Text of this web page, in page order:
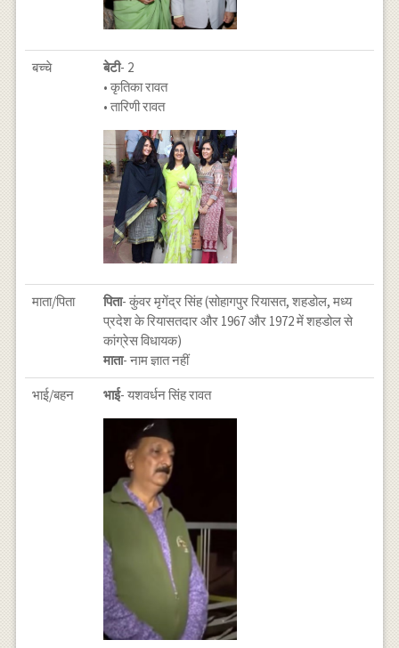
बच्चे बेटी- 2
• कृतिका रावत
• तारिणी रावत
माता/पिता पिता- कुंवर मृगेंद्र सिंह (सोहागपुर रियासत, शहडोल, मध्य
प्रदेश के रियासतदार और 1967 और 1972 में शहडोल से
कांग्रेस विधायक)
माता- नाम ज्ञात नहीं
भाई/बहन भाई- यशवर्धन सिंह रावत